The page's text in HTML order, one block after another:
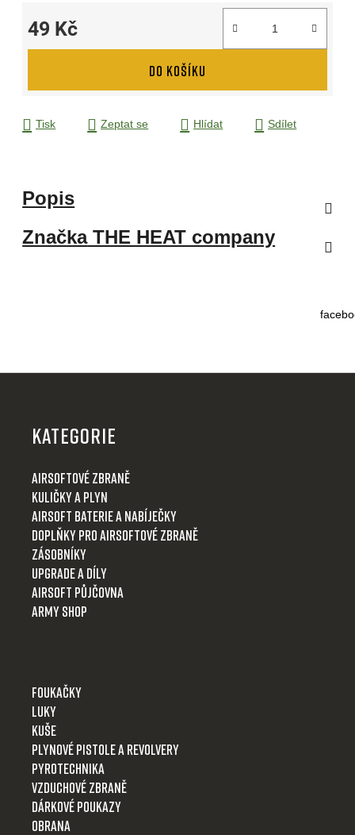
49 Kč
Měrná cena:
DO KOŠÍKU
Tisk Zeptat se Hlídat Sdílet
Popis
ZnačkaTHE HEAT company
KATEGORIE
Airsoftové zbraně
Kuličky a plyn
Airsoft baterie a nabíječky
Doplňky pro airsoftové zbraně
Zásobníky
Upgrade a díly
Airsoft půjčovna
Army shop
Foukačky
Luky
Kuše
Plynové pistole a revolvery
Pyrotechnika
Vzduchové zbraně
Dárkové poukazy
Obrana